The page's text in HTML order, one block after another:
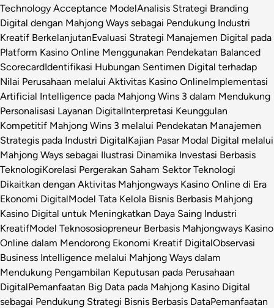
Technology Acceptance ModelAnalisis Strategi Branding
Digital dengan Mahjong Ways sebagai Pendukung Industri
Kreatif BerkelanjutanEvaluasi Strategi Manajemen Digital pada
Platform Kasino Online Menggunakan Pendekatan Balanced
ScorecardIdentifikasi Hubungan Sentimen Digital terhadap
Nilai Perusahaan melalui Aktivitas Kasino OnlineImplementasi
Artificial Intelligence pada Mahjong Wins 3 dalam Mendukung
Personalisasi Layanan DigitalInterpretasi Keunggulan
Kompetitif Mahjong Wins 3 melalui Pendekatan Manajemen
Strategis pada Industri DigitalKajian Pasar Modal Digital melalui
Mahjong Ways sebagai Ilustrasi Dinamika Investasi Berbasis
TeknologiKorelasi Pergerakan Saham Sektor Teknologi
Dikaitkan dengan Aktivitas Mahjongways Kasino Online di Era
Ekonomi DigitalModel Tata Kelola Bisnis Berbasis Mahjong
Kasino Digital untuk Meningkatkan Daya Saing Industri
KreatifModel Teknososiopreneur Berbasis Mahjongways Kasino
Online dalam Mendorong Ekonomi Kreatif DigitalObservasi
Business Intelligence melalui Mahjong Ways dalam
Mendukung Pengambilan Keputusan pada Perusahaan
DigitalPemanfaatan Big Data pada Mahjong Kasino Digital
sebagai Pendukung Strategi Bisnis Berbasis DataPemanfaatan